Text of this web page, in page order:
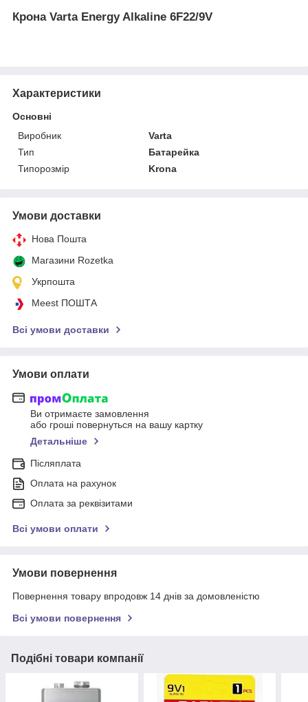
Крона Varta Energy Alkaline 6F22/9V
Характеристики
Основні
Виробник
Varta
Тип
Батарейка
Типорозмір
Krona
Умови доставки
Нова Пошта
Магазини Rozetka
Укрпошта
Meest ПОШТА
Всі умови доставки
Умови оплати
Ви отримаєте замовлення
або гроші повернуться на вашу картку
Детальніше
Післяплата
Оплата на рахунок
Оплата за реквізитами
Всі умови оплати
Умови повернення
Повернення товару впродовж 14 днів за домовленістю
Всі умови повернення
Подібні товари компанії